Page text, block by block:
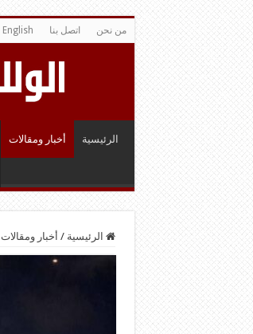
من نحن اتصل بنا English
الرئيسية أخبار ومقالات
الرئيسية / أخبار ومقالات